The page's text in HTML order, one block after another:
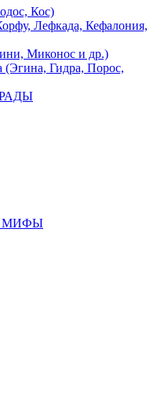
Кос)
Лефкада, Кефалония,
Миконос и др.)
Гидра, Порос,
МИФЫ